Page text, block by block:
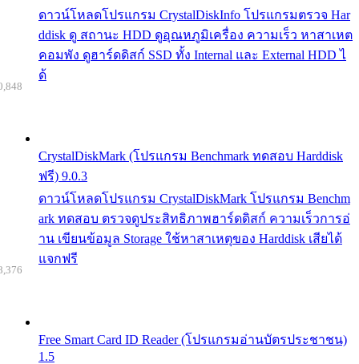
ดาวน์โหลดโปรแกรม CrystalDiskInfo โปรแกรมตรวจ Har
ddisk ดู สถานะ HDD ดูอุณหภูมิเครื่อง ความเร็ว หาสาเหต
คอมพัง ดูฮาร์ดดิสก์ SSD ทั้ง Internal และ External HDD ไ
ด้
CrystalDiskMark (โปรแกรม Benchmark ทดสอบ Harddisk
ฟรี) 9.0.3
ดาวน์โหลดโปรแกรม CrystalDiskMark โปรแกรม Benchm
ark ทดสอบ ตรวจดูประสิทธิภาพฮาร์ดดิสก์ ความเร็วการอ่
าน เขียนข้อมูล Storage ใช้หาสาเหตุของ Harddisk เสียได้
แจกฟรี
Free Smart Card ID Reader (โปรแกรมอ่านบัตรประชาชน)
1.5